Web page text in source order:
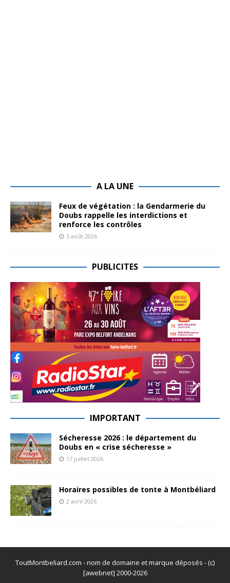
A LA UNE
Feux de végétation : la Gendarmerie du
Doubs rappelle les interdictions et
renforce les contrôles
5 août 2026
PUBLICITES
IMPORTANT
Sécheresse 2026 : le département du
Doubs en « crise sécheresse »
17 juillet 2026
Horaires possibles de tonte à Montbéliard
2 avril 2026
ToutMontbeliard.com - nom de domaine et marque déposés - (c)
[awebnet] 2000-2026